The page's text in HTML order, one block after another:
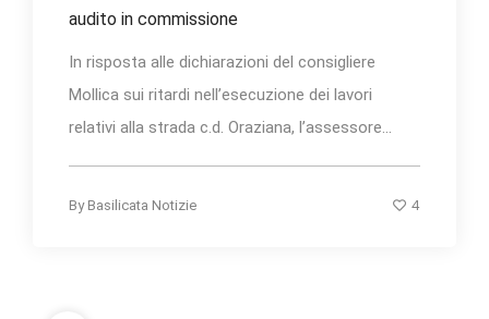
audito in commissione
In risposta alle dichiarazioni del consigliere
Mollica sui ritardi nell’esecuzione dei lavori
relativi alla strada c.d. Oraziana, l’assessore...
By Basilicata Notizie 4